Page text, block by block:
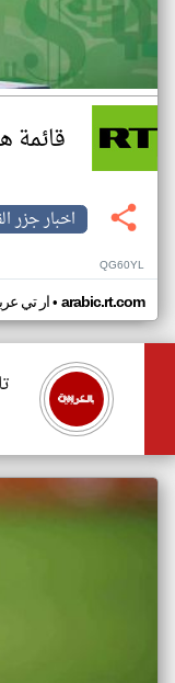
قائمة
اخبار جزر
QG60YL
ار تي• arabic.rt.com